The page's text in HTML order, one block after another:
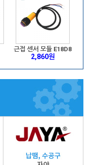
Sensors Pack
51,810원